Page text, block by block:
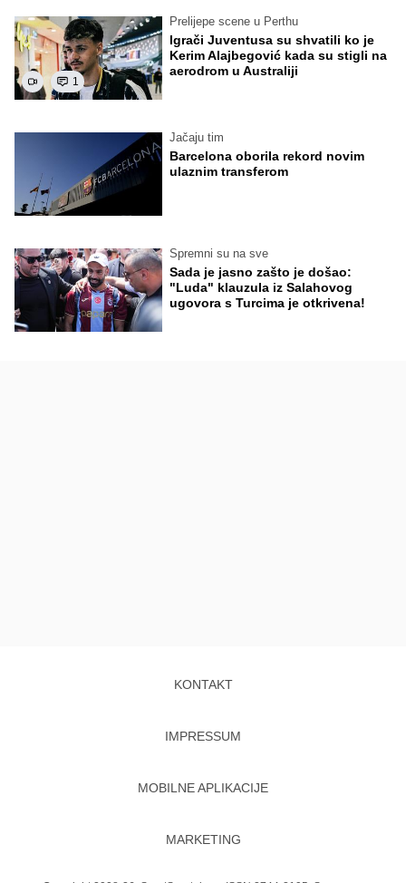
1
Prelijepe scene u Perthu
Igrači Juventusa su shvatili ko je
Kerim Alajbegović kada su stigli na
aerodrom u Australiji
Jačaju tim
Barcelona oborila rekord novim
ulaznim transferom
Spremni su na sve
Sada je jasno zašto je došao:
"Luda" klauzula iz Salahovog
ugovora s Turcima je otkrivena!
KONTAKT
IMPRESSUM
MOBILNE APLIKACIJE
MARKETING